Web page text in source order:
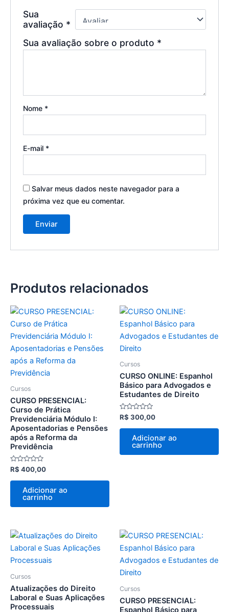
Sua
avaliação *
Sua avaliação sobre o produto *
Nome *
E-mail *
Salvar meus dados neste navegador para a
próxima vez que eu comentar.
Produtos relacionados
Cursos
CURSO PRESENCIAL:
Curso de Prática
Previdenciária Módulo I:
Aposentadorias e Pensões
após a Reforma da
Previdência
Avaliação
0
de
R$ 400,00
Adicionar ao
carrinho
Cursos
CURSO ONLINE: Espanhol
Básico para Advogados e
Estudantes de Direito
Avaliação
0
de
R$ 300,00
Adicionar ao
carrinho
Cursos
Atualizações do Direito
Laboral e Suas Aplicações
Processuais
Cursos
CURSO PRESENCIAL:
Espanhol Básico para